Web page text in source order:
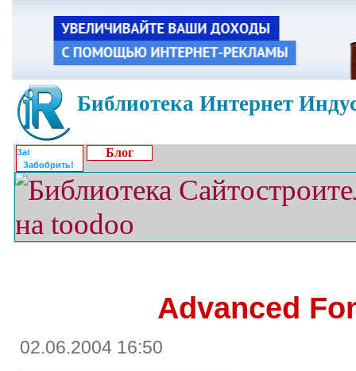
Библиотека Интернет
Забобрить!
Блог
Advanced
02.06.2004 16:50